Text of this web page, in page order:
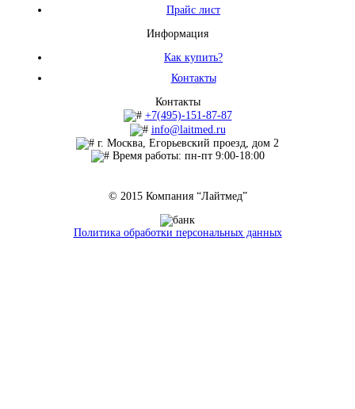
Прайс лист
Информация
Как купить?
Контакты
Контакты
+7(495)-151-87-87
info@laitmed.ru
г. Москва, Егорьевский проезд, дом 2
Время работы: пн-пт 9:00-18:00
© 2015 Компания “Лайтмед”
Политика обработки персональных данных